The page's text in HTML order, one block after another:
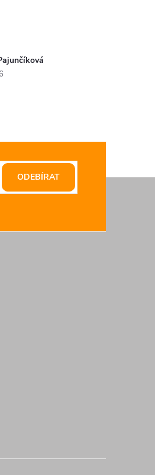
ODEBÍRAT